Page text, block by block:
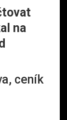
na
ceník